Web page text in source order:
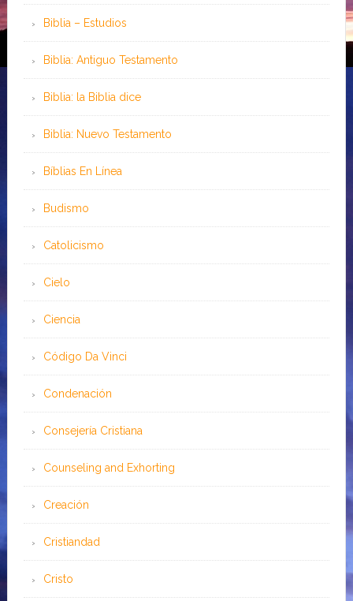
Biblia – Estudios
Biblia: Antiguo Testamento
Biblia: la Biblia dice
Biblia: Nuevo Testamento
Bíblias En Línea
Budismo
Catolicismo
Cielo
Ciencia
Código Da Vinci
Condenación
Consejería Cristiana
Counseling and Exhorting
Creación
Cristiandad
Cristo